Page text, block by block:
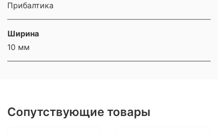
Прибалтика
Ширина
10 мм
Сопутствующие товары